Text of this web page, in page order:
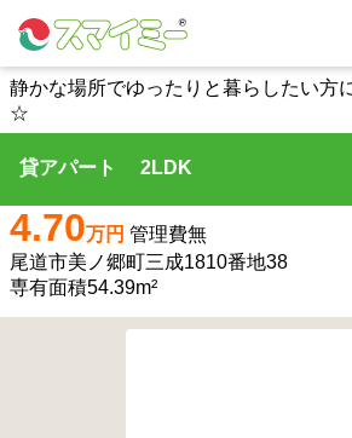
お気に入り
静かな場所でゆったりと暮らしたい方
☆
貸アパート 2LDK
4.70万円 管理費無
尾道市美ノ郷町三成1810番地38
専有面積54.39m²